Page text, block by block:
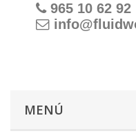
965 10 62 92
MENÚ